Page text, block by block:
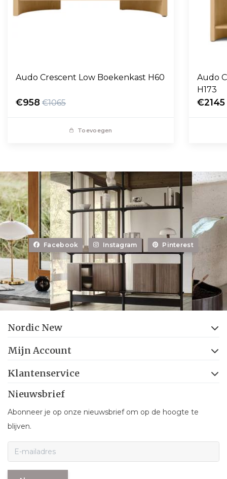
Audo Crescent Low Boekenkast H60
€958 €1065
Toevoegen
Audo
H173
€2145
Facebook Instagram Pinterest
Nordic New
Mijn Account
Klantenservice
Nieuwsbrief
Abonneer je op onze nieuwsbrief om op de hoogte te
blijven.